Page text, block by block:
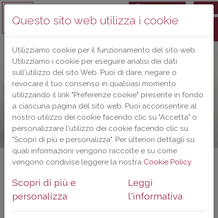
BuyWine Toscana
10-11 Marzo 2027 -
Questo sito web utilizza i cookie
Utilizziamo cookie per il funzionamento del sito web.
Utilizziamo i cookie per eseguire analisi dei dati
sull'utilizzo del sito Web. Puoi di dare, negare o
revocare il tuo consenso in qualsiasi momento
utilizzando il link "Preferenze cookie" presente in fondo
a ciascuna pagina del sito web. Puoi acconsentire al
nostro utilizzo dei cookie facendo clic su "Accetta" o
personalizzare l'utilizzo dei cookie facendo clic su
"Scopri di più e personalizza". Per ulteriori dettagli su
quali informazioni vengono raccolte e su come
vengono condivise leggere la nostra Cookie Policy.
Scopri di più e
personalizza
Leggi
l'informativa